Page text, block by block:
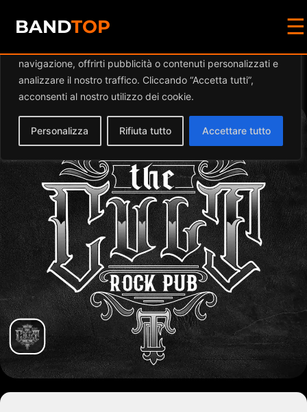
Diamo valore alla tua privacy
navigazione, offrirti pubblicità o contenuti personalizzati e
analizzare il nostro traffico. Cliccando “Accetta tutti”,
acconsenti al nostro utilizzo dei cookie.
Personalizza Rifiuta tutto Accettare tutto
BANDTOP ☰
Events at this location